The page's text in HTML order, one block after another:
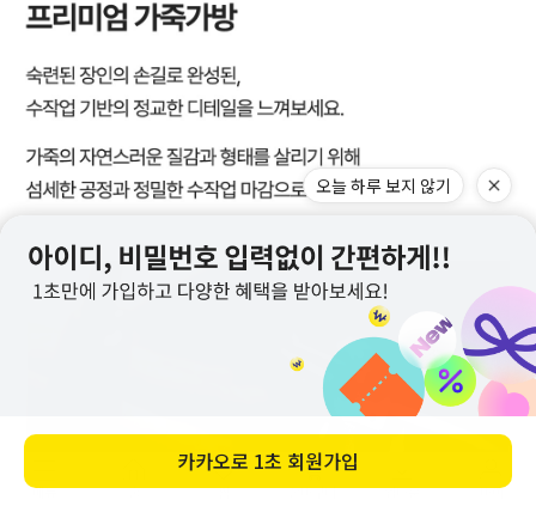
메뉴 홈 찜 장바구니 앱다운 마이
오늘 하루 보지 않기
카카오로 1초 회원가입